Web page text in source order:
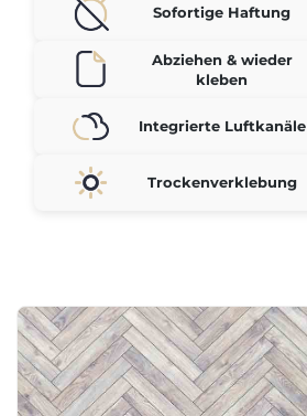
Sofortige Haftung
Abziehen & wieder
kleben
Integrierte Luftkanäle
Trockenverklebung